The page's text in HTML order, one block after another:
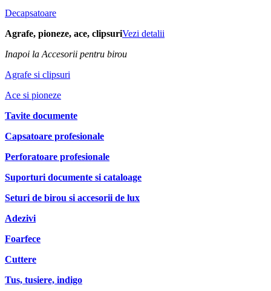
Decapsatoare
Agrafe, pioneze, ace, clipsuriVezi detalii
Inapoi la Accesorii pentru birou
Agrafe si clipsuri
Ace si pioneze
Tavite documente
Capsatoare profesionale
Perforatoare profesionale
Suporturi documente si cataloage
Seturi de birou si accesorii de lux
Adezivi
Foarfece
Cuttere
Tus, tusiere, indigo